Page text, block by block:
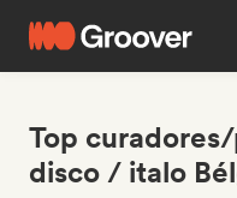
Top
disco / italo